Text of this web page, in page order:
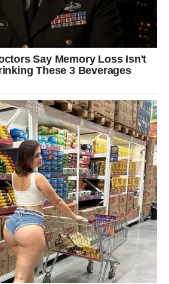
ISTINA SE
i snažno. Naredni dani mogu
priznanje.
ali i ljubomora. Ako nešto sumnjate
prednost.
vest.
– gradite je.
PRAVAC NA